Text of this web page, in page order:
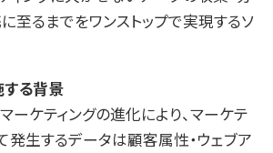
至るまでをワンストップで実現するソ
る背景
ケティングの進化により、マーケテ
発生するデータは顧客属性・ウェブア